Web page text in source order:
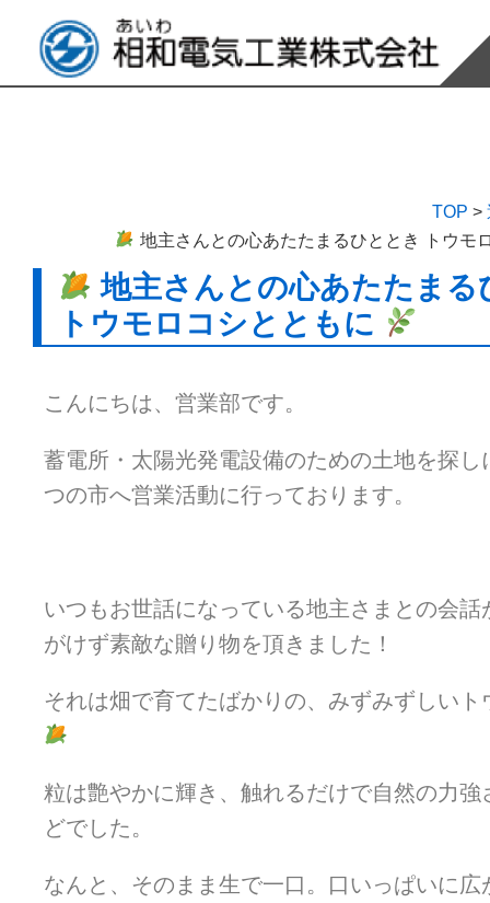
TOP >
地主さんとの心あたたまるひととき トウモ
地主さんとの心あたたまる
トウモロコシとともに
こんにちは、営業部です。
蓄電所・太陽光発電設備のための土地を探し
つの市へ営業活動に行っております。
いつもお世話になっている地主さまとの会話
がけず素敵な贈り物を頂きました！
それは畑で育てたばかりの、みずみずしいト
粒は艶やかに輝き、触れるだけで自然の力強
どでした。
なんと、そのまま生で一口。口いっぱいに広